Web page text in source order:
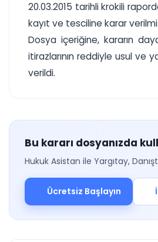
20.03.2015 tarihli krokili
kayıt ve tesciline karar
Dosya içeriğine, kararın
itirazlarının reddiyle usul ve
verildi.
Bu kararı dosyanızda
Hukuk Asistan ile Yargıtay,
Ücretsiz Başlayın